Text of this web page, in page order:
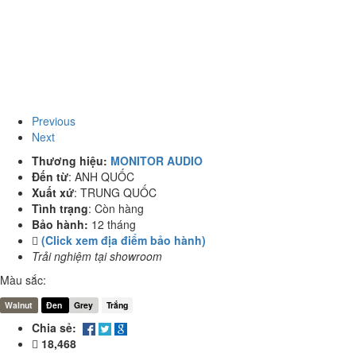
Previous
Next
Thương hiệu: MONITOR AUDIO
Đến từ: ANH QUỐC
Xuất xứ: TRUNG QUỐC
Tình trạng: Còn hàng
Bảo hành: 12 tháng
(Click xem địa điểm bảo hành)
Trải nghiệm tại showroom
Màu sắc:
Walnut Đen Grey Trắng
Chia sẻ:
18,468